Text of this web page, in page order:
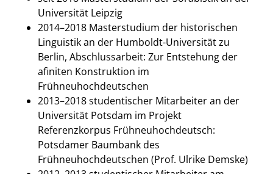
Universität Leipzig
2014–2018 Masterstudium der historischen
Linguistik an der Humboldt-Universität zu
Berlin, Abschlussarbeit: Zur Entstehung der
afiniten Konstruktion im
Frühneuhochdeutschen
2013–2018 studentischer Mitarbeiter an der
Universität Potsdam im Projekt
Referenzkorpus Frühneuhochdeutsch:
Potsdamer Baumbank des
Frühneuhochdeutschen (Prof. Ulrike Demske)